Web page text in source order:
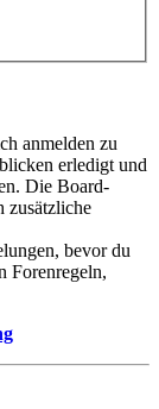
anmelden zu
erledigt und
Die Board-
zusätzliche
bevor du
Forenregeln,